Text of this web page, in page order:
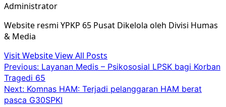
Administrator
Website resmi YPKP 65 Pusat Dikelola oleh Divisi Humas
& Media
Visit WebsiteView All Posts
Post
navigation
Previous: Layanan Medis – Psikososial LPSK bagi Korban
Tragedi 65
Next: Komnas HAM: Terjadi pelanggaran HAM berat
pasca G30SPKI